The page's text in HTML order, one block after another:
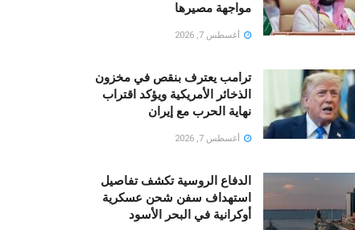
مواجهة مصيرها
أغسطس 7, 2026
ترامب يعترف بنقص في مخزون
الذخائر الأمريكية ويؤكد اقتراب
نهاية الحرب مع إيران
أغسطس 7, 2026
الدفاع الروسية تكشف تفاصيل
استهداف سفن شحن عسكرية
أوكرانية في البحر الأسود